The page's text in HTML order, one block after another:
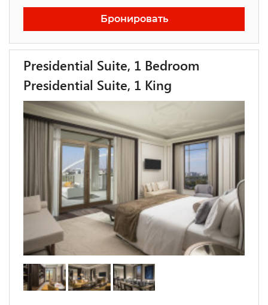
Бронировать
Presidential Suite, 1 Bedroom
Presidential Suite, 1 King